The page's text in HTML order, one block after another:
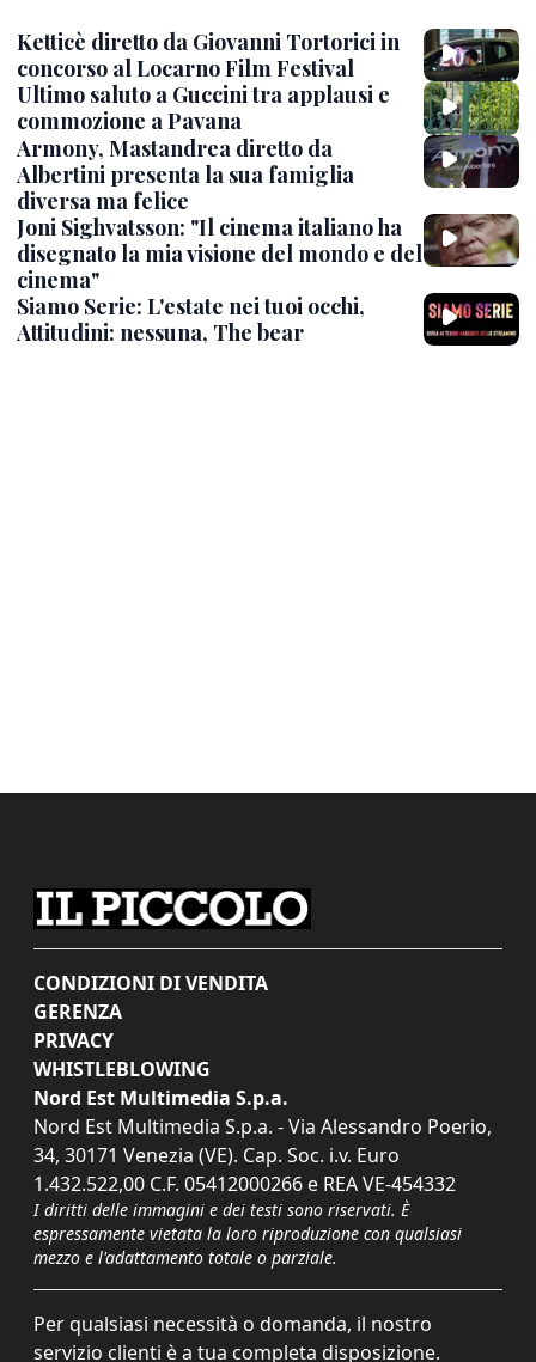
Ketticè diretto da Giovanni Tortorici in
concorso al Locarno Film Festival
Ultimo saluto a Guccini tra applausi e
commozione a Pavana
Armony, Mastandrea diretto da
Albertini presenta la sua famiglia
diversa ma felice
Joni Sighvatsson: "Il cinema italiano ha
disegnato la mia visione del mondo e del
cinema"
Siamo Serie: L'estate nei tuoi occhi,
Attitudini: nessuna, The bear
CONDIZIONI DI VENDITA
GERENZA
PRIVACY
WHISTLEBLOWING
Nord Est Multimedia S.p.a.
Nord Est Multimedia S.p.a. - Via Alessandro Poerio,
34, 30171 Venezia (VE). Cap. Soc. i.v. Euro
1.432.522,00 C.F. 05412000266 e REA VE-454332
I diritti delle immagini e dei testi sono riservati. È
espressamente vietata la loro riproduzione con qualsiasi
mezzo e l'adattamento totale o parziale.
Per qualsiasi necessità o domanda, il nostro
servizio clienti è a tua completa disposizione.